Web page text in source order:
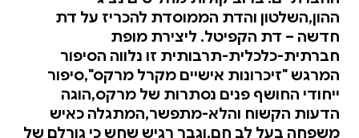
ההון,השלטון והדת הממוסדת להכריז על דת
חדשה – דת הקפיטל. ליצירת מופת
חברתית-כלכלית-תרבותית זו נלווה הסיפור
המרגש "זיכרונות אישיים מקרל מרקס",סיפור
ייחודי החושף פנים נסתרות של מרקס,הוגה
הדעות הקשוח והלא-מתפשר,המתגלה כאיש
משפחה בעל לב חם,וגבר רגיש שחש כי גורלם של